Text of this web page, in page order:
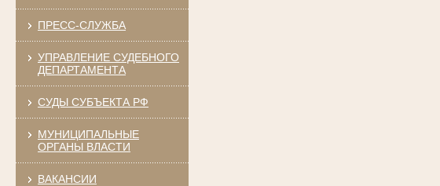
ПРЕСС-СЛУЖБА
УПРАВЛЕНИЕ СУДЕБНОГО
ДЕПАРТАМЕНТА
СУДЫ СУБЪЕКТА РФ
МУНИЦИПАЛЬНЫЕ
ОРГАНЫ ВЛАСТИ
ВАКАНСИИ